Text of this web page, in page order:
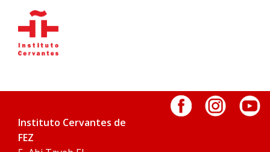
Instituto Cervantes de
FEZ